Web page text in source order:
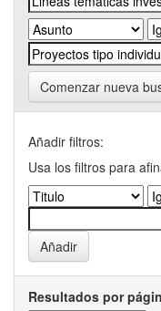
Comenzar nueva
Añadir filtros:
Usa los filtros para
Resultados por